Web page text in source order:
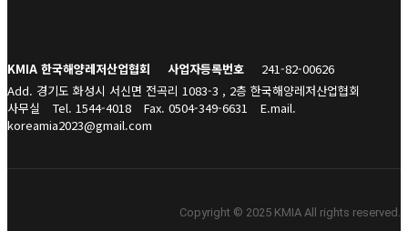
KMIA 한국해양레저산업협회 사업자등록번호
241-82-00626
Add. 경기도 화성시 서신면 전곡리 1083-3 , 2층 한국해양레저산업협회
사무실
Tel. 1544-4018 Fax. 0504-349-6631
E.mail.
koreamia2023@gmail.com
Copyright © 2025 KMIA All rights reserved.